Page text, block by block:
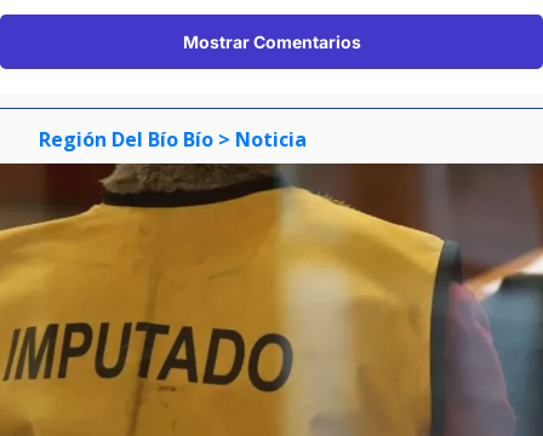
Mostrar Comentarios
Región Del Bío Bío > Noticia